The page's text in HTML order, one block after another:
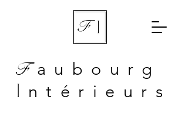
Faubourg
I ntérieurs